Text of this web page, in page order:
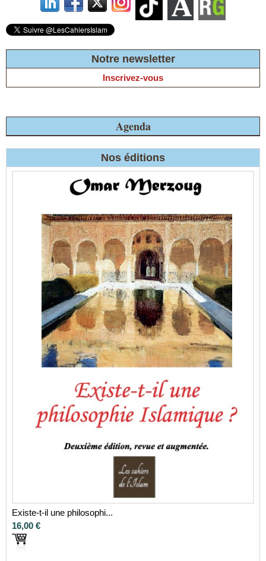
Notre newsletter
Inscrivez-vous
Agenda
Nos éditions
Existe-t-il une philosophi...
16,00 €